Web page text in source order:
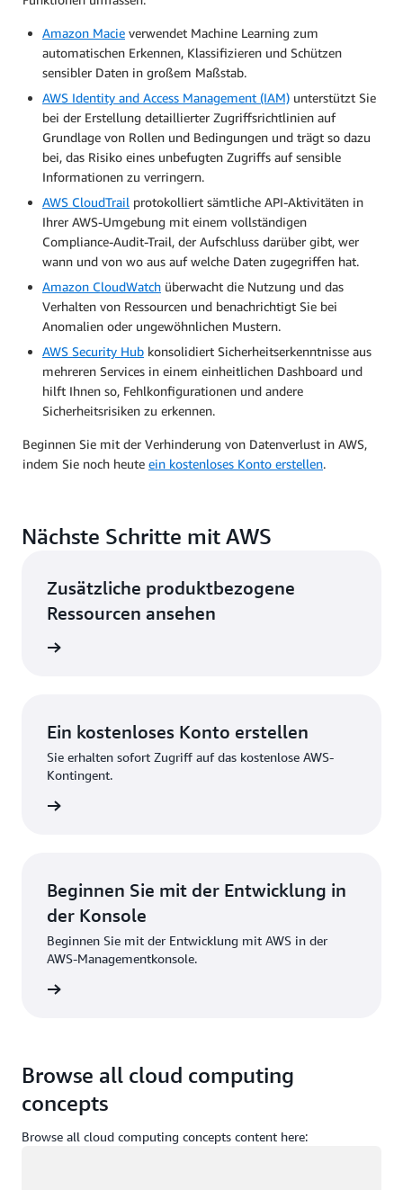
Amazon Macie verwendet Machine Learning zum
automatischen Erkennen, Klassifizieren und Schützen
sensibler Daten in großem Maßstab.
AWS Identity and Access Management (IAM) unterstützt Sie
bei der Erstellung detaillierter Zugriffsrichtlinien auf
Grundlage von Rollen und Bedingungen und trägt so dazu
bei, das Risiko eines unbefugten Zugriffs auf sensible
Informationen zu verringern.
AWS CloudTrail protokolliert sämtliche API-Aktivitäten in
Ihrer AWS-Umgebung mit einem vollständigen
Compliance-Audit-Trail, der Aufschluss darüber gibt, wer
wann und von wo aus auf welche Daten zugegriffen hat.
Amazon CloudWatch überwacht die Nutzung und das
Verhalten von Ressourcen und benachrichtigt Sie bei
Anomalien oder ungewöhnlichen Mustern.
AWS Security Hub konsolidiert Sicherheitserkenntnisse aus
mehreren Services in einem einheitlichen Dashboard und
hilft Ihnen so, Fehlkonfigurationen und andere
Sicherheitsrisiken zu erkennen.
Beginnen Sie mit der Verhinderung von Datenverlust in AWS,
indem Sie noch heute ein kostenloses Konto erstellen.
Nächste Schritte mit AWS
Zusätzliche produktbezogene
Ressourcen ansehen
Ein kostenloses Konto erstellen
Sie erhalten sofort Zugriff auf das kostenlose AWS-
Kontingent.
Beginnen Sie mit der Entwicklung in
der Konsole
Beginnen Sie mit der Entwicklung mit AWS in der
AWS-Managementkonsole.
Browse all cloud computing
concepts
Browse all cloud computing concepts content here: